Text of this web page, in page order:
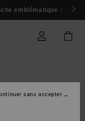
emblématique d'Andy
sans accepter